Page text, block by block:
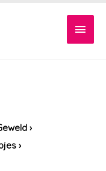
›
›